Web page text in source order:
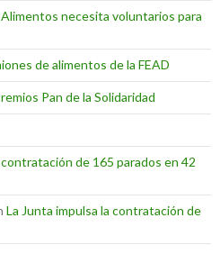
Alimentos necesita voluntarios para
de alimentos de la FEAD
Pan de la Solidaridad
de 165 parados en 42
La Junta impulsa la contratación de